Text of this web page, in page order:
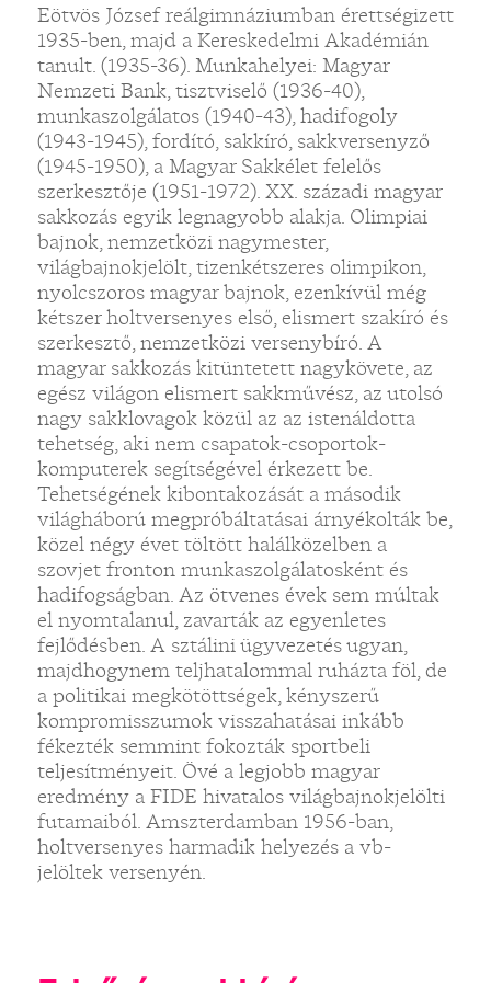
Eötvös József reálgimnáziumban érettségizett
1935-ben, majd a Kereskedelmi Akadémián
tanult. (1935-36). Munkahelyei: Magyar
Nemzeti Bank, tisztviselő (1936-40),
munkaszolgálatos (1940-43), hadifogoly
(1943-1945), fordító, sakkíró, sakkversenyző
(1945-1950), a Magyar Sakkélet felelős
szerkesztője (1951-1972). XX. századi magyar
sakkozás egyik legnagyobb alakja. Olimpiai
bajnok, nemzetközi nagymester,
világbajnokjelölt, tizenkétszeres olimpikon,
nyolcszoros magyar bajnok, ezenkívül még
kétszer holtversenyes első, elismert szakíró és
szerkesztő, nemzetközi versenybíró. A
magyar sakkozás kitüntetett nagykövete, az
egész világon elismert sakkművész, az utolsó
nagy sakklovagok közül az az istenáldotta
tehetség, aki nem csapatok-csoportok-
komputerek segítségével érkezett be.
Tehetségének kibontakozását a második
világháború megpróbáltatásai árnyékolták be,
közel négy évet töltött halálközelben a
szovjet fronton munkaszolgálatosként és
hadifogságban. Az ötvenes évek sem múltak
el nyomtalanul, zavarták az egyenletes
fejlődésben. A sztálini ügyvezetés ugyan,
majdhogynem teljhatalommal ruházta föl, de
a politikai megkötöttségek, kényszerű
kompromisszumok visszahatásai inkább
fékezték semmint fokozták sportbeli
teljesítményeit. Övé a legjobb magyar
eredmény a FIDE hivatalos világbajnokjelölti
futamaiból. Amszterdamban 1956-ban,
holtversenyes harmadik helyezés a vb-
jelöltek versenyén.